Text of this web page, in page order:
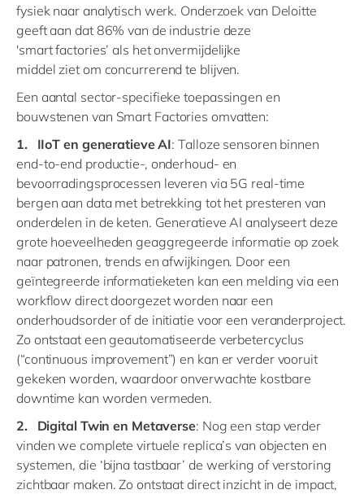
fysiek naar analytisch werk. Onderzoek van Deloitte
geeft aan dat 86% van de industrie deze
'smartfactories’als het onvermijdelijke
middelziet om concurrerend te blijven.
Een aantal sector-specifieke toepassingen en
bouwstenen van Smart Factories omvatten:
1. IIoT en generatieve AI: Talloze sensoren binnen
end-to-end productie-, onderhoud- en
bevoorradingsprocessen leveren via 5G real-time
bergen aan data met betrekking tot het presteren van
onderdelen in de keten. Generatieve AI analyseert deze
grote hoeveelheden geaggregeerde informatie op zoek
naar patronen, trends en afwijkingen. Door een
geïntegreerde informatieketen kan een melding via een
workflow direct doorgezet worden naar een
onderhoudsorder of de initiatie voor een veranderproject.
Zo ontstaat een geautomatiseerde verbetercyclus
(“continuous improvement”) en kan er verder vooruit
gekeken worden, waardoor onverwachte kostbare
downtime kan worden vermeden.
2. Digital Twin en Metaverse: Nog een stap verder
vinden we complete virtuele replica’s van objecten en
systemen, die ‘bijna tastbaar’ de werking of verstoring
zichtbaar maken. Zo ontstaat direct inzicht in de impact,